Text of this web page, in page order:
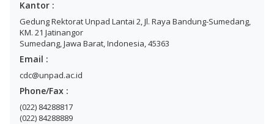
Kantor :
Gedung Rektorat Unpad Lantai 2, Jl. Raya Bandung-Sumedang,
KM. 21 Jatinangor
Sumedang, Jawa Barat, Indonesia, 45363
Email :
cdc@unpad.ac.id
Phone/Fax :
(022) 84288817
(022) 84288889